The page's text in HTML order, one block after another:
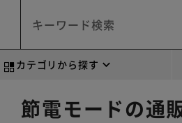
カテゴリから探す
節電モードの通